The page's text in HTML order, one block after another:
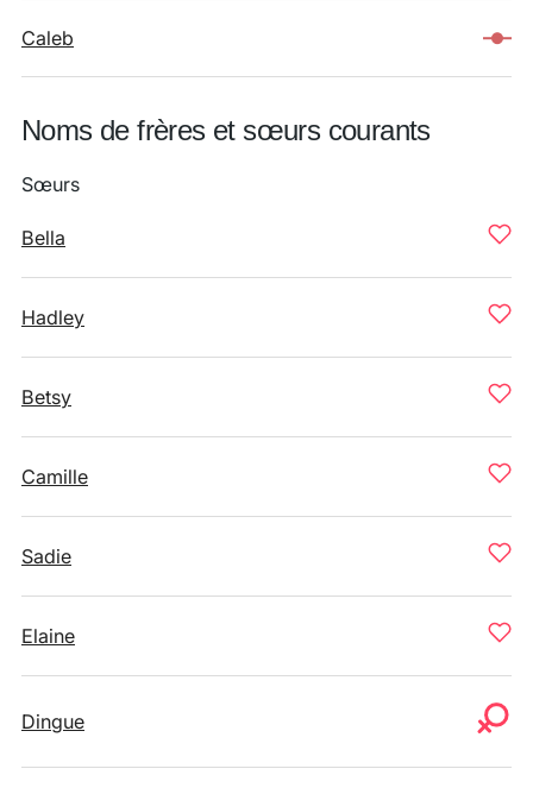
Caleb
Noms de frères et sœurs courants
Sœurs
Bella
Hadley
Betsy
Camille
Sadie
Elaine
Dingue